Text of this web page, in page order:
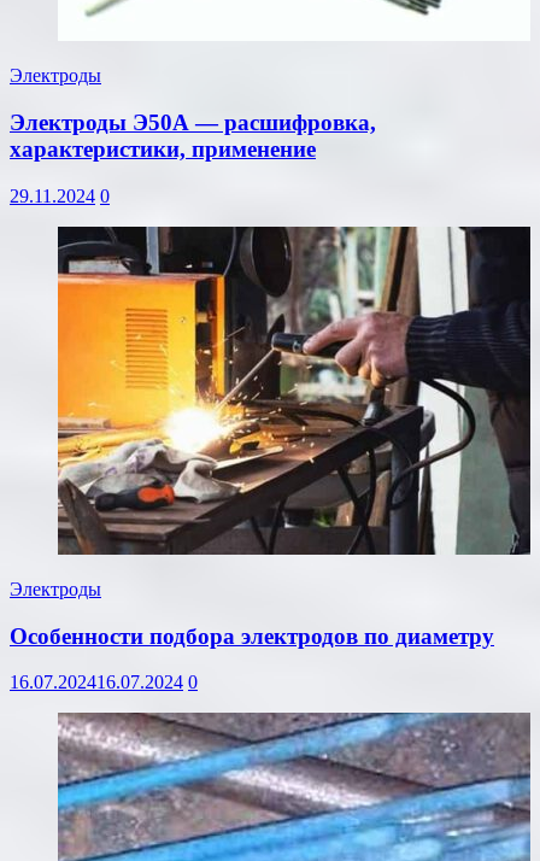
Электроды
Электроды Э50А — расшифровка,
характеристики, применение
29.11.2024 0
Электроды
Особенности подбора электродов по диаметру
16.07.202416.07.2024 0